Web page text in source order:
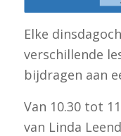
Elke
verschillende
bijdragen aan
Van 10.30 tot
van Linda